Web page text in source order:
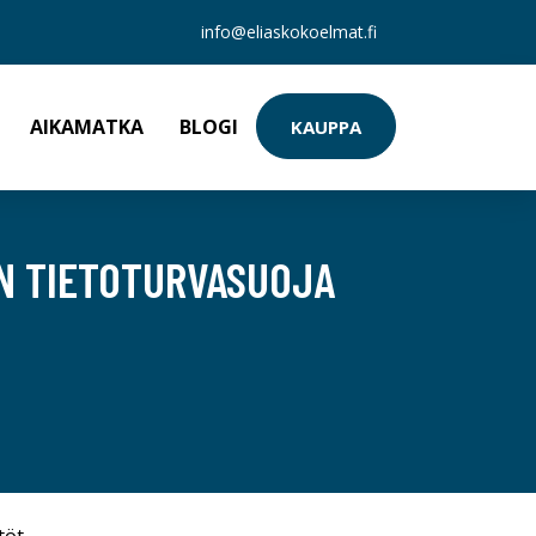
info@eliaskokoelmat.fi
AIKAMATKA BLOGI KAUPPA
TIETOTURVASUOJA